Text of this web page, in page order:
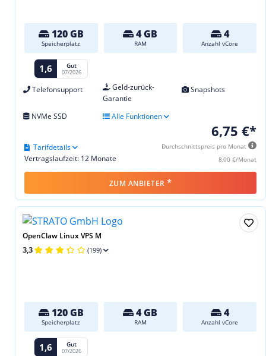
120 GB
Speicherplatz
4 GB
RAM
4
Anzahl vCore
1,6 Gut
07/2026
Telefonsupport
Geld-zurück-
Garantie
Snapshots
NVMe SSD Alle Funktionen
6,75 €*
Durchschnittspreis pro Monat
8,00 €/Monat
Vertragslaufzeit: 12 Monate
Tarifdetails
ZUM ANBIETER *
OpenClaw Linux VPS M
3,3 (199)
120 GB
Speicherplatz
4 GB
RAM
4
Anzahl vCore
1,6 Gut
07/2026